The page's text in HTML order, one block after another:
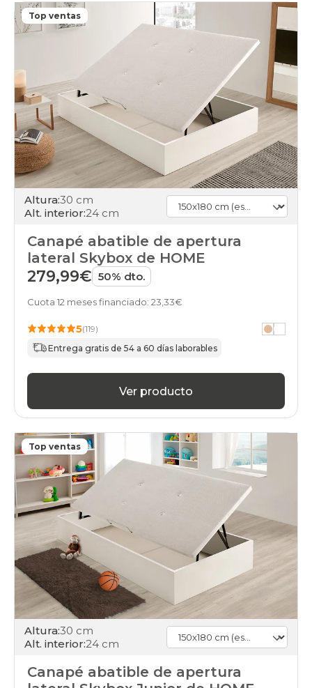
Top ventas
Altura:30 cm
Alt. interior:24 cm
Canapé abatible de apertura
lateral Skybox de HOME
279,99€ 50% dto.
Cuota 12 meses financiado: 23,33€
5(119)
Entrega gratis de 54 a 60 días laborables
Ver producto
Top ventas
Altura:30 cm
Alt. interior:24 cm
Canapé abatible de apertura